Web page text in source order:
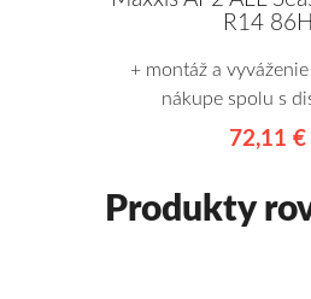
R14 86H
+ montáž a
nákupe spolu s
72,11 €
Produkty